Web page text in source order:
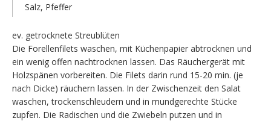
Salz, Pfeffer
ev. getrocknete Streublüten
Die Forellenfilets waschen, mit Küchenpapier abtrocknen und
ein wenig offen nachtrocknen lassen. Das Räuchergerät mit
Holzspänen vorbereiten. Die Filets darin rund 15-20 min. (je
nach Dicke) räuchern lassen. In der Zwischenzeit den Salat
waschen, trockenschleudern und in mundgerechte Stücke
zupfen. Die Radischen und die Zwiebeln putzen und in